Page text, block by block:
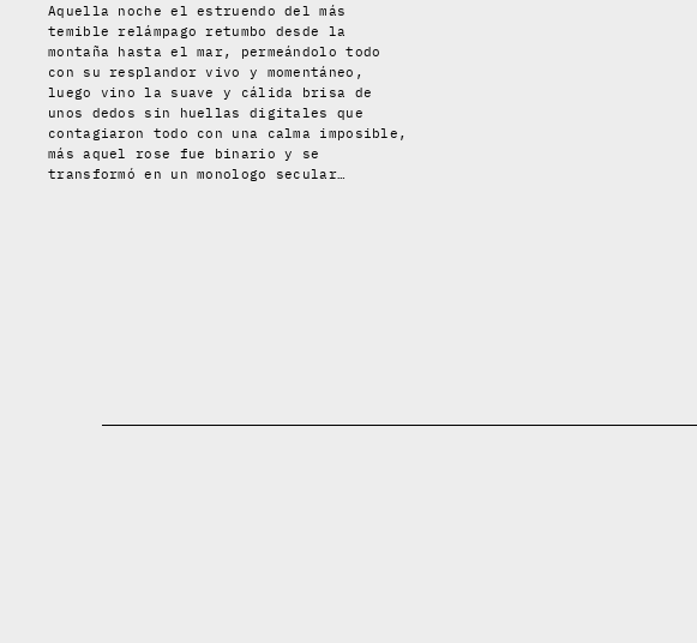
Aquella noche el estruendo del más
temible relámpago retumbo desde la
montaña hasta el mar, permeándolo todo
con su resplandor vivo y momentáneo,
luego vino la suave y cálida brisa de
unos dedos sin huellas digitales que
contagiaron todo con una calma imposible,
más aquel rose fue binario y se
transformó en un monologo secular…